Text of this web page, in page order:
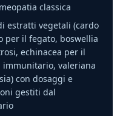
classica
estratti vegetali (cardo
per il fegato, boswellia
echinacea per il
immunitario, valeriana
con dosaggi e
gestiti dal